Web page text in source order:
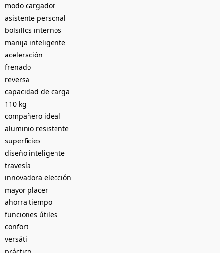
modo cargador
asistente personal
bolsillos internos
manija inteligente
aceleración
frenado
reversa
capacidad de carga
110 kg
compañero ideal
aluminio resistente
superficies
diseño inteligente
travesía
innovadora elección
mayor placer
ahorra tiempo
funciones útiles
confort
versátil